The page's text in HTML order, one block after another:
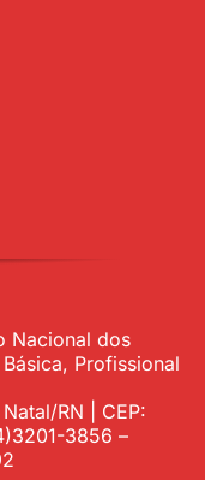
Nacional dos
Profissional
RN | CEP:
3856 –